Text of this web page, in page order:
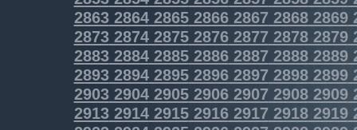
28632864286528662867 28682869
28732874287528762877 28782879
2883288428852886288728882889
2893289428952896289728982899
2903290429052906290729082909
29132914291529162917 29182919